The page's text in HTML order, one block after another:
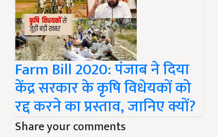
Farm Bill 2020: पंजाब ने दिया
केंद्र सरकार के कृषि विधेयकों को
रद्द करने का प्रस्ताव, जानिए क्यों?
Share your comments